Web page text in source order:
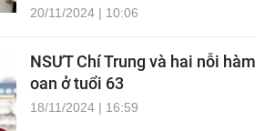
20/11/2024 | 10:06
NSƯT Chí Trung và hai nỗi hàm
oan ở tuổi 63
18/11/2024 | 16:59